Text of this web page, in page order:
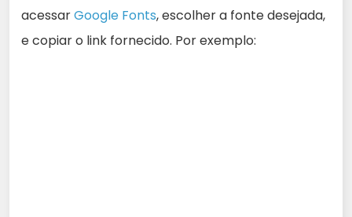
acessarGoogle Fonts, escolher a fonte desejada,
e copiar o link fornecido. Por exemplo: